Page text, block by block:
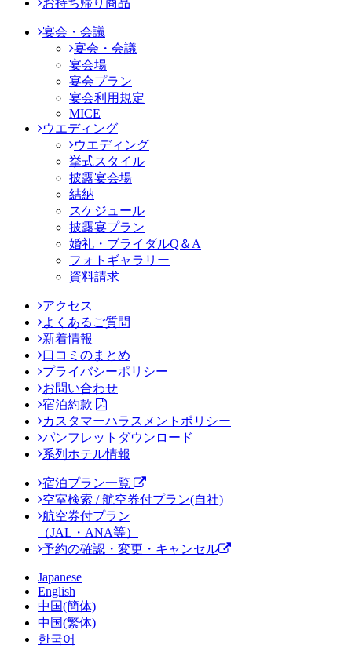
宴会・会議
宴会・会議
宴会場
宴会プラン
宴会利用規定
MICE
ウエディング
ウエディング
挙式スタイル
披露宴会場
結納
スケジュール
披露宴プラン
婚礼・ブライダルQ＆A
フォトギャラリー
資料請求
アクセス
よくあるご質問
新着情報
口コミのまとめ
プライバシーポリシー
お問い合わせ
宿泊約款
カスタマーハラスメントポリシー
パンフレットダウンロード
系列ホテル情報
宿泊プラン一覧
空室検索 / 航空券付プラン(自社)
航空券付プラン
（JAL・ANA等）
予約の確認・変更・キャンセル
Japanese
English
中国(簡体)
中国(繁体)
한국어